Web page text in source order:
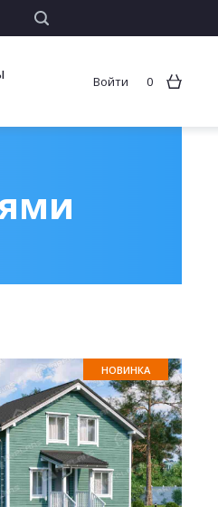
Войти 0
НОВИНКА